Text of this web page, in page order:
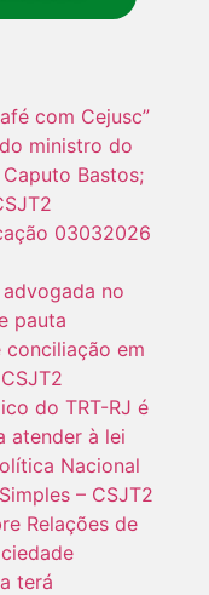
com Cejusc”
ministro do
Bastos;
03032026
no
pauta
conciliação em
do TRT-RJ é
atender à lei
Nacional
– CSJT2
Relações de
terá